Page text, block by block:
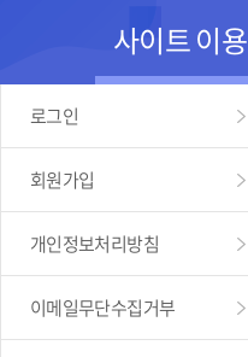
사이트 이용
로그인
회원가입
개인정보처리방침
이메일무단수집거부